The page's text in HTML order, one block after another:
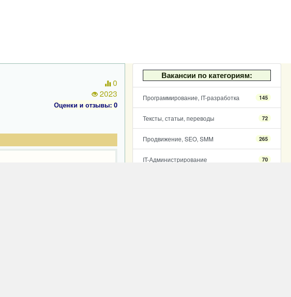
Вакансии по категориям:
Программирование, IT-разработка 145
Тексты, статьи, переводы 72
Продвижение, SEO, SMM 265
IT-Администрирование 70
0
2023
Оценки и отзывы: 0